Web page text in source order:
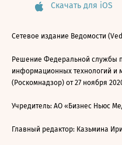
Скачать для iOS
Сетевое издание Ведомости
Решение Федеральной службы
информационных технологий и
(Роскомнадзор) от 27 ноября
Учредитель: АО «Бизнес Ньюс
Главный редактор: Казьмина